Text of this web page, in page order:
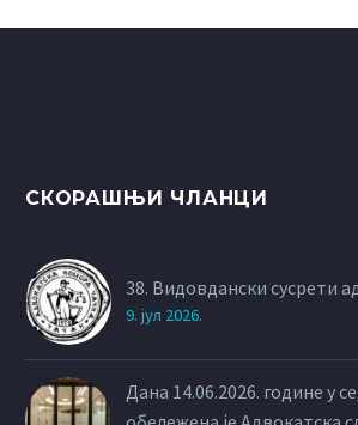
СКОРАШЊИ ЧЛАНЦИ
38. Видовдански сусрети
9. јул 2026.
Дана 14.06.2026. године у